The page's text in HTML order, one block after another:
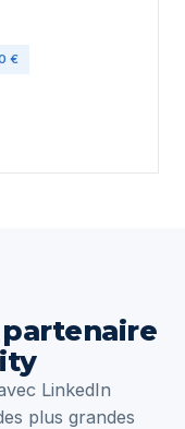
€
LinkedIn
plus grandes